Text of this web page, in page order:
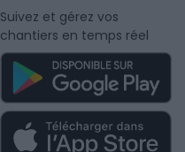
Suivez et gérez vos
chantiers en temps réel